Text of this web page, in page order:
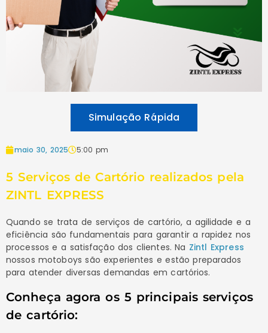
Simulação Rápida
maio 30, 2025 5:00 pm
5 Serviços de Cartório realizados pela
ZINTL EXPRESS
Quando se trata de serviços de cartório, a agilidade e a
eficiência são fundamentais para garantir a rapidez nos
processos e a satisfação dos clientes. Na Zintl Express
nossos motoboys são experientes e estão preparados
para atender diversas demandas em cartórios.
Conheça agora os 5 principais serviços
de cartório: